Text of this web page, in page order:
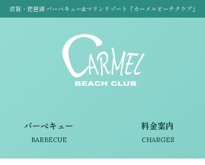
滋賀・琵琶湖 バーベキュー&マリンリゾート「カーメルビーチクラブ」
バーベキュー
BARBECUE
料金案内
CHARGES